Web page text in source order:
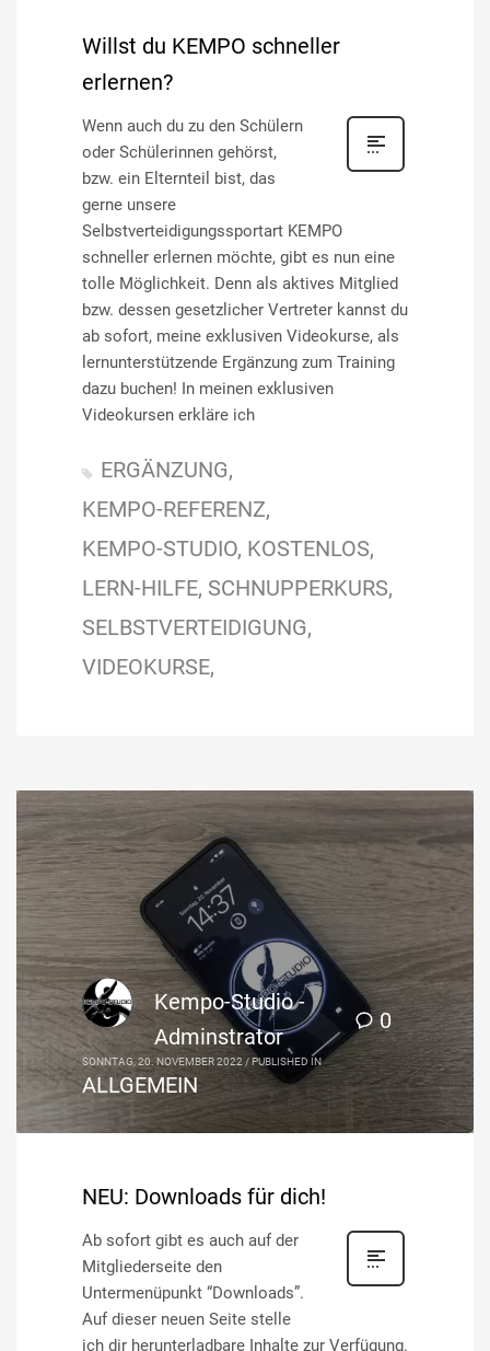
Willst du KEMPO schneller
erlernen?
Wenn auch du zu den Schülern
oder Schülerinnen gehörst,
bzw. ein Elternteil bist, das
gerne unsere
Selbstverteidigungssportart KEMPO
schneller erlernen möchte, gibt es nun eine
tolle Möglichkeit. Denn als aktives Mitglied
bzw. dessen gesetzlicher Vertreter kannst du
ab sofort, meine exklusiven Videokurse, als
lernunterstützende Ergänzung zum Training
dazu buchen! In meinen exklusiven
Videokursen erkläre ich
ERGÄNZUNG
KEMPO-REFERENZ
KEMPO-STUDIO KOSTENLOS
LERN-HILFE SCHNUPPERKURS
SELBSTVERTEIDIGUNG
VIDEOKURSE
0
Kempo-Studio -
Adminstrator
SONNTAG, 20. NOVEMBER 2022/ PUBLISHED IN
ALLGEMEIN
NEU: Downloads für dich!
Ab sofort gibt es auch auf der
Mitgliederseite den
Untermenüpunkt “Downloads”.
Auf dieser neuen Seite stelle
ich dir herunterladbare Inhalte zur Verfügung.